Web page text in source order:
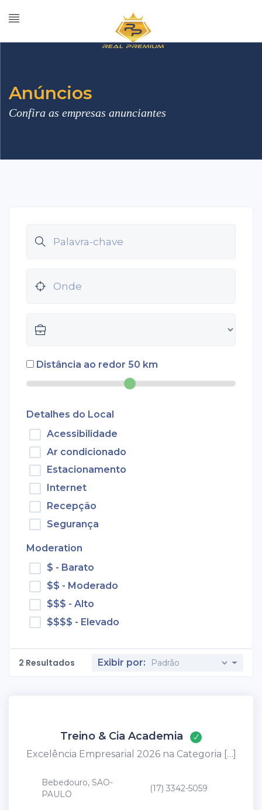
Anúncios
Confira as empresas anunciantes
Distância ao redor 50 km
Detalhes do Local
Acessibilidade
Ar condicionado
Estacionamento
Internet
Recepção
Segurança
Moderation
$ - Barato
$$ - Moderado
$$$ - Alto
$$$$ - Elevado
2 Resultados Exibir por:
Treino & Cia Academia
Excelência Empresarial 2026 na Categoria […]
Bebedouro, SAO-
PAULO
(17) 3342-5059